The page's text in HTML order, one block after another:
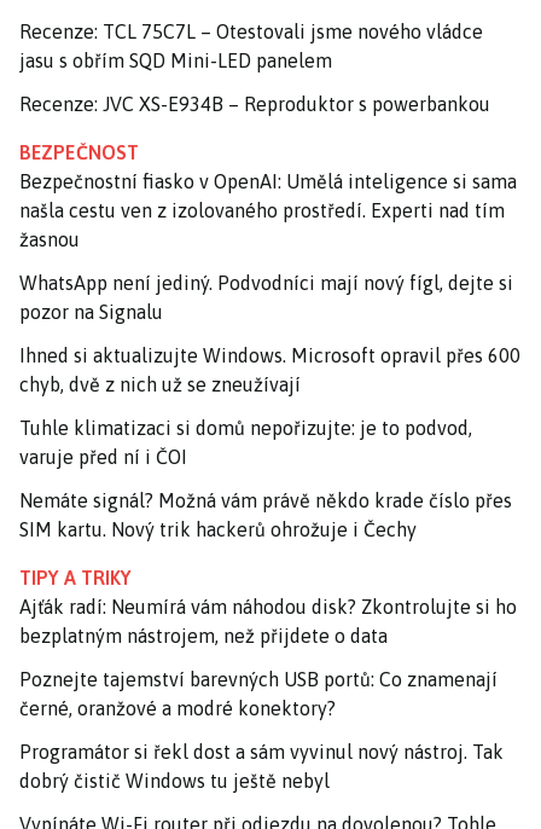
Recenze: TCL 75C7L – Otestovali jsme nového vládce
jasu s obřím SQD Mini-LED panelem
Recenze: JVC XS-E934B – Reproduktor s powerbankou
BEZPEČNOST
Bezpečnostní fiasko v OpenAI: Umělá inteligence si sama
našla cestu ven z izolovaného prostředí. Experti nad tím
žasnou
WhatsApp není jediný. Podvodníci mají nový fígl, dejte si
pozor na Signalu
Ihned si aktualizujte Windows. Microsoft opravil přes 600
chyb, dvě z nich už se zneužívají
Tuhle klimatizaci si domů nepořizujte: je to podvod,
varuje před ní i ČOI
Nemáte signál? Možná vám právě někdo krade číslo přes
SIM kartu. Nový trik hackerů ohrožuje i Čechy
TIPY A TRIKY
Ajťák radí: Neumírá vám náhodou disk? Zkontrolujte si ho
bezplatným nástrojem, než přijdete o data
Poznejte tajemství barevných USB portů: Co znamenají
černé, oranžové a modré konektory?
Programátor si řekl dost a sám vyvinul nový nástroj. Tak
dobrý čistič Windows tu ještě nebyl
Vypínáte Wi-Fi router při odjezdu na dovolenou? Tohle